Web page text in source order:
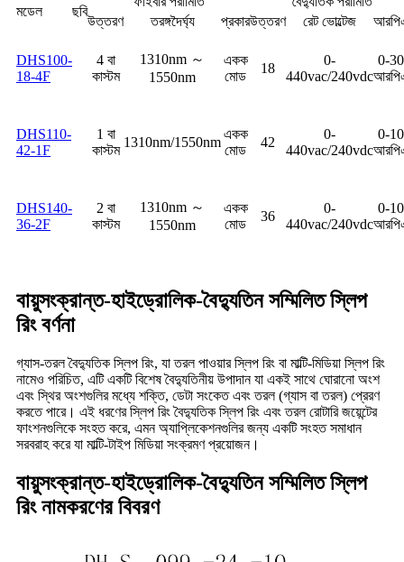
মডেল ছবি
উত্তরণ
তরঙ্গদৈর্ঘ্য প্রকারউত্তরণ রেট ভোল্টেজ
DHS100-
18-4F
4 বা
কাস্টম
1310nm ～
1550nm
একক
মোড
18
0-
440vac/240vdc
0-
DHS110-
42-1F
1 বা
কাস্টম
1310nm/1550nm
একক
মোড
42
0-
440vac/240vdc
0-
DHS140-
36-2F
2 বা
কাস্টম
1310nm ～
1550nm
একক
মোড
36
0-
440vac/240vdc
0-
বায়ুসংক্রান্ত-হাইড্রোলিক-বৈদ্যুতিন সম্মিলিত স্লিপ
রিং বর্ণনা
গ্যাস-তরল বৈদ্যুতিক স্লিপ রিং, যা তরল পাওয়ার স্লিপ রিং বা মাল্টি-মিডিয়া স্লিপ রিং
নামেও পরিচিত, এটি একটি বিশেষ বৈদ্যুতিনীয় উপাদান যা একই সাথে ঘোরানো অংশ
এবং স্থির অংশগুলির মধ্যে শক্তি, ডেটা সংকেত এবং তরল (গ্যাস বা তরল) প্রেরণ
করতে পারে। এই ধরণের স্লিপ রিং বৈদ্যুতিক স্লিপ রিং এবং তরল রোটারি জয়েন্টের
ফাংশনগুলিকে সংহত করে, এমন অ্যাপ্লিকেশনগুলির জন্য একটি সংহত সমাধান
সরবরাহ করে যা মাল্টি-টাইপ মিডিয়া সংক্রমণ প্রয়োজন।
বায়ুসংক্রান্ত-হাইড্রোলিক-বৈদ্যুতিন সম্মিলিত স্লিপ
রিং নামকরণের বিবরণ